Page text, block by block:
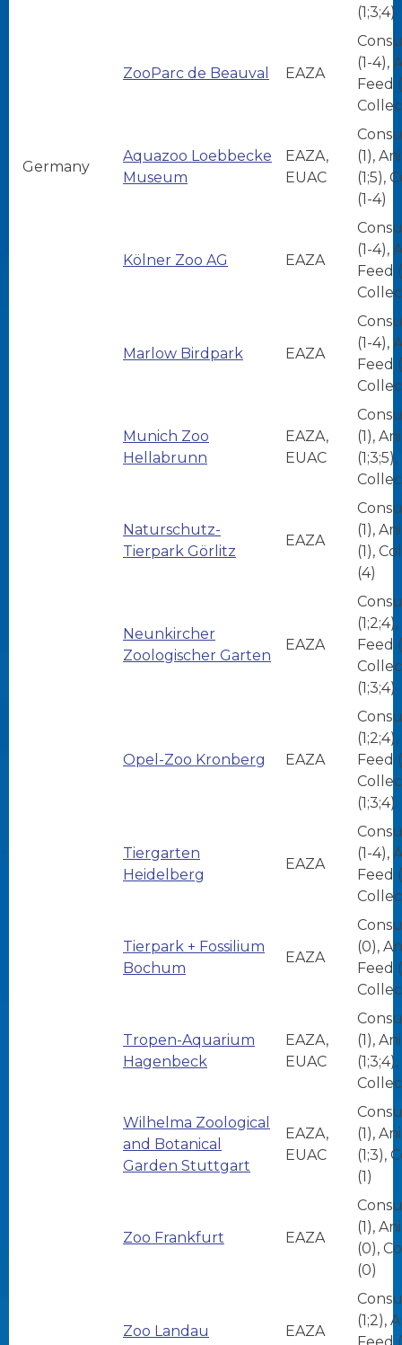
(1;3;4)
ZooParc de Beauval EAZA
(1-4),
Feed
Germany
Aquazoo Loebbecke
Museum
EAZA,
EUAC
(1),
(1;5),
(1-4)
Kölner Zoo AG EAZA
(1-4),
Feed
Marlow Birdpark EAZA
(1-4),
Feed
Munich Zoo
Hellabrunn
EAZA,
EUAC
(1),
(1;3;5),
Naturschutz-
Tierpark Görlitz
EAZA
(1),
(1),
(4)
Neunkircher
Zoologischer Garten
EAZA
Feed
(1;3;4)
Opel-Zoo Kronberg EAZA
Feed
(1;3;4)
Tiergarten
Heidelberg
EAZA
(1-4),
Feed
Tierpark + Fossilium
Bochum
EAZA
(0),
Feed
Tropen-Aquarium
Hagenbeck
EAZA,
EUAC
(1),
(1;3;4),
Wilhelma Zoological
and Botanical
Garden Stuttgart
EAZA,
EUAC
(1),
(1;3),
(1)
Zoo Frankfurt EAZA
(1),
(0),
(0)
Zoo Landau EAZA
(1;2),